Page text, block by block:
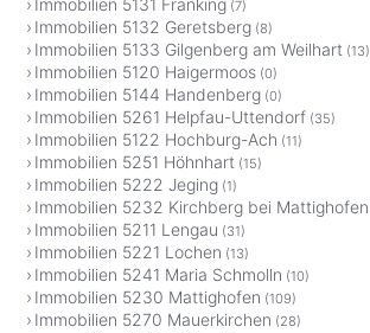
Immobilien 5131 Franking (7)
Immobilien 5132 Geretsberg (8)
Immobilien 5133 Gilgenberg am Weilhart (13)
Immobilien 5120 Haigermoos (0)
Immobilien 5144 Handenberg (0)
Immobilien 5261 Helpfau-Uttendorf (35)
Immobilien 5122 Hochburg-Ach (11)
Immobilien 5251 Höhnhart (15)
Immobilien 5222 Jeging (1)
Immobilien 5232 Kirchberg bei Mattighofen
Immobilien 5211 Lengau (31)
Immobilien 5221 Lochen (13)
Immobilien 5241 Maria Schmolln (10)
Immobilien 5230 Mattighofen (109)
Immobilien 5270 Mauerkirchen (28)